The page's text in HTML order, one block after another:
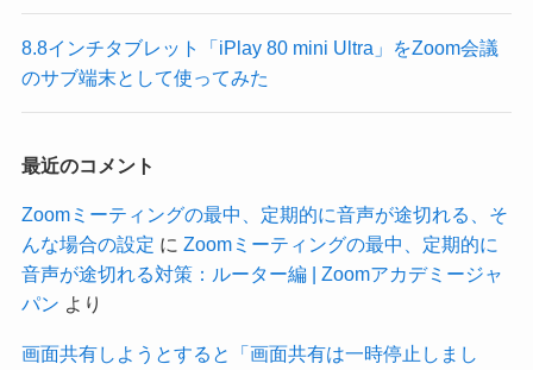
8.8インチタブレット「iPlay 80 mini Ultra」をZoom会議
のサブ端末として使ってみた
最近のコメント
Zoomミーティングの最中、定期的に音声が途切れる、そ
んな場合の設定 に Zoomミーティングの最中、定期的に
音声が途切れる対策：ルーター編 | Zoomアカデミージャ
パン より
画面共有しようとすると「画面共有は一時停止しまし